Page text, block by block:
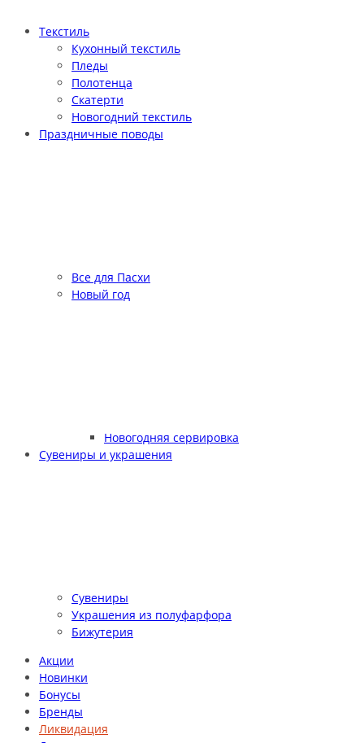
Текстиль
Кухонный текстиль
Пледы
Полотенца
Скатерти
Новогодний текстиль
Праздничные поводы
Все для Пасхи
Новый год
Новогодняя сервировка
Сувениры и украшения
Сувениры
Украшения из полуфарфора
Бижутерия
Акции
Новинки
Бонусы
Бренды
Ликвидация